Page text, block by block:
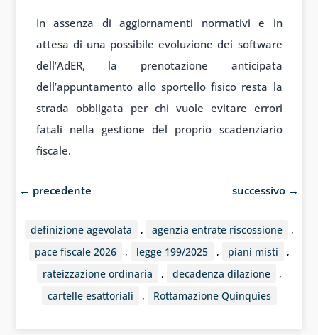
In assenza di aggiornamenti normativi e in
attesa di una possibile evoluzione dei software
dell’AdER, la prenotazione anticipata
dell’appuntamento allo sportello fisico resta la
strada obbligata per chi vuole evitare errori
fatali nella gestione del proprio scadenziario
fiscale.
← precedente successivo →
definizione agevolata , agenzia entrate riscossione
,
pace fiscale 2026
, legge 199/2025 , piani misti
,
rateizzazione ordinaria
, decadenza dilazione
,
cartelle esattoriali
, Rottamazione Quinquies